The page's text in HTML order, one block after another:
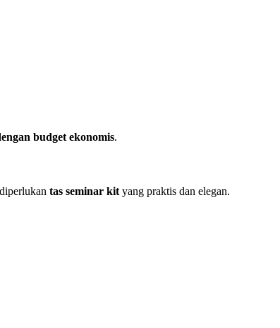
budget ekonomis.
tas seminar kit yang praktis dan elegan.